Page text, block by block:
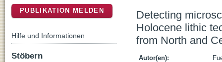
Detecting
Holocene lithic
from North and
Autor(en):
PUBLIKATION MELDEN
Hilfe und Informationen
Stöbern